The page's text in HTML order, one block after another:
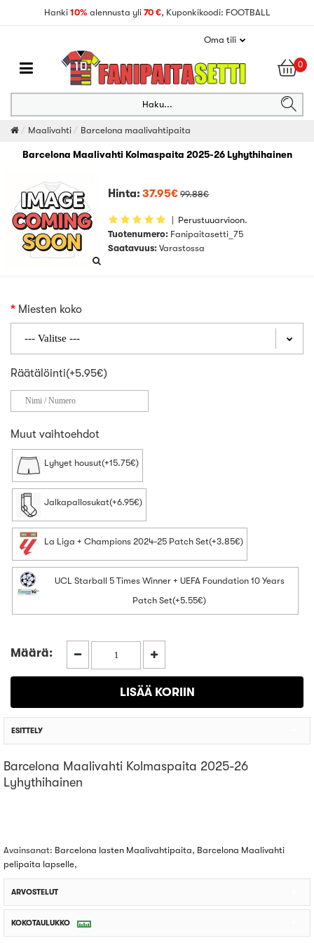
Hanki 10% alennusta yli 70 €, Kuponkikoodi: FOOTBALL
Oma tili
0
Haku...
Maalivahti Barcelona maalivahtipaita
Barcelona Maalivahti Kolmaspaita 2025-26 Lyhythihainen
Hinta: 37.95€ 99.88€
| Perustuuarvioon.
Tuotenumero: Fanipaitasetti_75
Saatavuus: Varastossa
Miesten koko
Räätälöinti(+5.95€)
Muut vaihtoehdot
Lyhyet housut(+15.75€)
Jalkapallosukat(+6.95€)
La Liga + Champions 2024-25 Patch Set(+3.85€)
UCL Starball 5 Times Winner + UEFA Foundation 10 Years
Patch Set(+5.55€)
Määrä:
ESITTELY
Barcelona Maalivahti Kolmaspaita 2025-26
Lyhythihainen
Avainsanat: Barcelona lasten Maalivahtipaita, Barcelona Maalivahti
pelipaita lapselle,
ARVOSTELUT
KOKOTAULUKKO